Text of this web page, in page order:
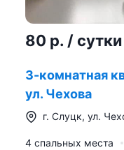
80 р. / сутки
3-комнатная
ул. Чехова
г. Слуцк, ул.
4 спальных места